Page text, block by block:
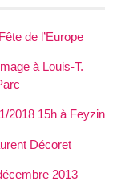
de l’Europe
à Louis-T.
2018 15h à Feyzin
Décoret
2013